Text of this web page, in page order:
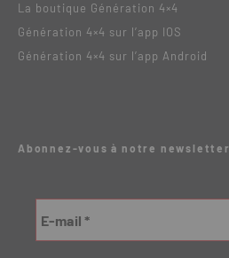
La boutique Génération 4×4
Génération 4×4 sur l’app IOS
Génération 4×4 sur l’app Android
Abonnez-vous à notre newsletter